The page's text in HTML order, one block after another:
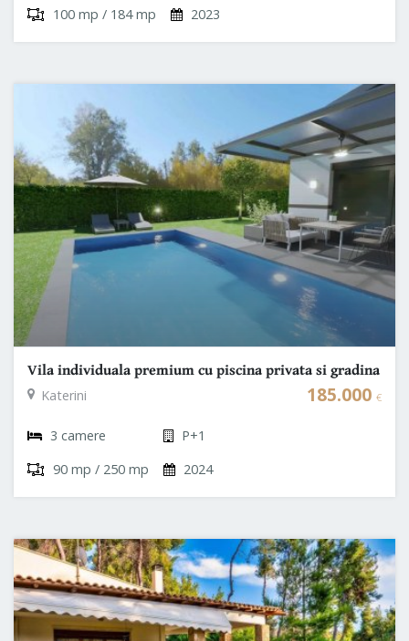
100 mp / 184 mp 2023
Vila individuala premium cu piscina privata si gradina
- Coasta Olimpica Grecia
Katerini 185.000 €
3 camere
P+1
90 mp / 250 mp
2024